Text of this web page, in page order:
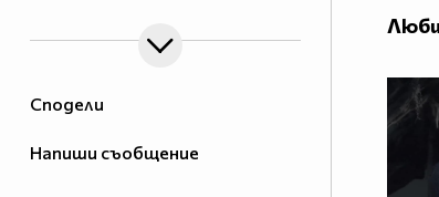
Сподели
Напиши съобщение